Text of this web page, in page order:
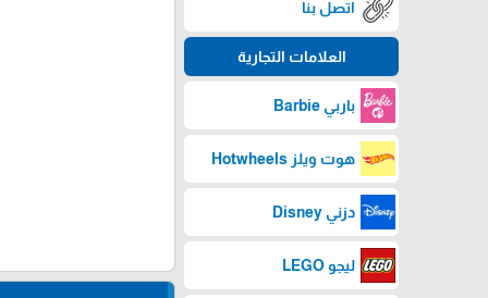
اتصل بنا
العلامات التجارية
باربي Barbie
هوت ويلز Hotwheels
دزني Disney
ليجو LEGO